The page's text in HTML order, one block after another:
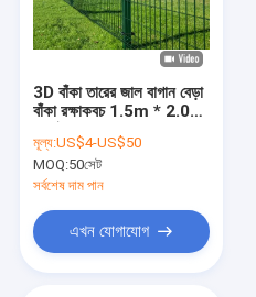
3D বাঁকা তারের জাল বাগান বেড়া
বাঁকা রক্ষাকবচ 1.5m * 2.0m
মূল্য:US$4-US$50
MOQ:50সেট
সর্বশেষ দাম পান
এখন যোগাযোগ